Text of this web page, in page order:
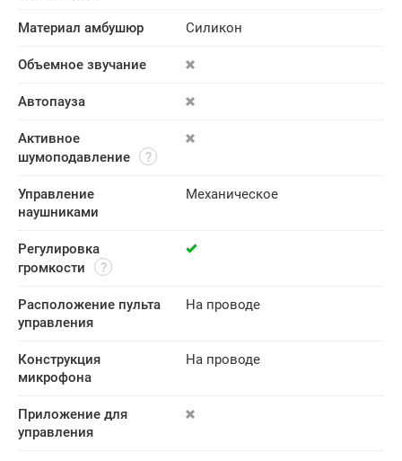
Материал амбушюр Силикон
Объемное звучание
Автопауза
Активное
шумоподавление
Управление
наушниками
Механическое
Регулировка
громкости
Расположение пульта
управления
На проводе
Конструкция
микрофона
На проводе
Приложение для
управления